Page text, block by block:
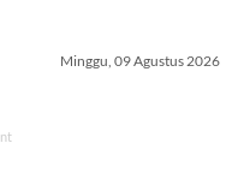
Minggu, 09 Agustus 2026